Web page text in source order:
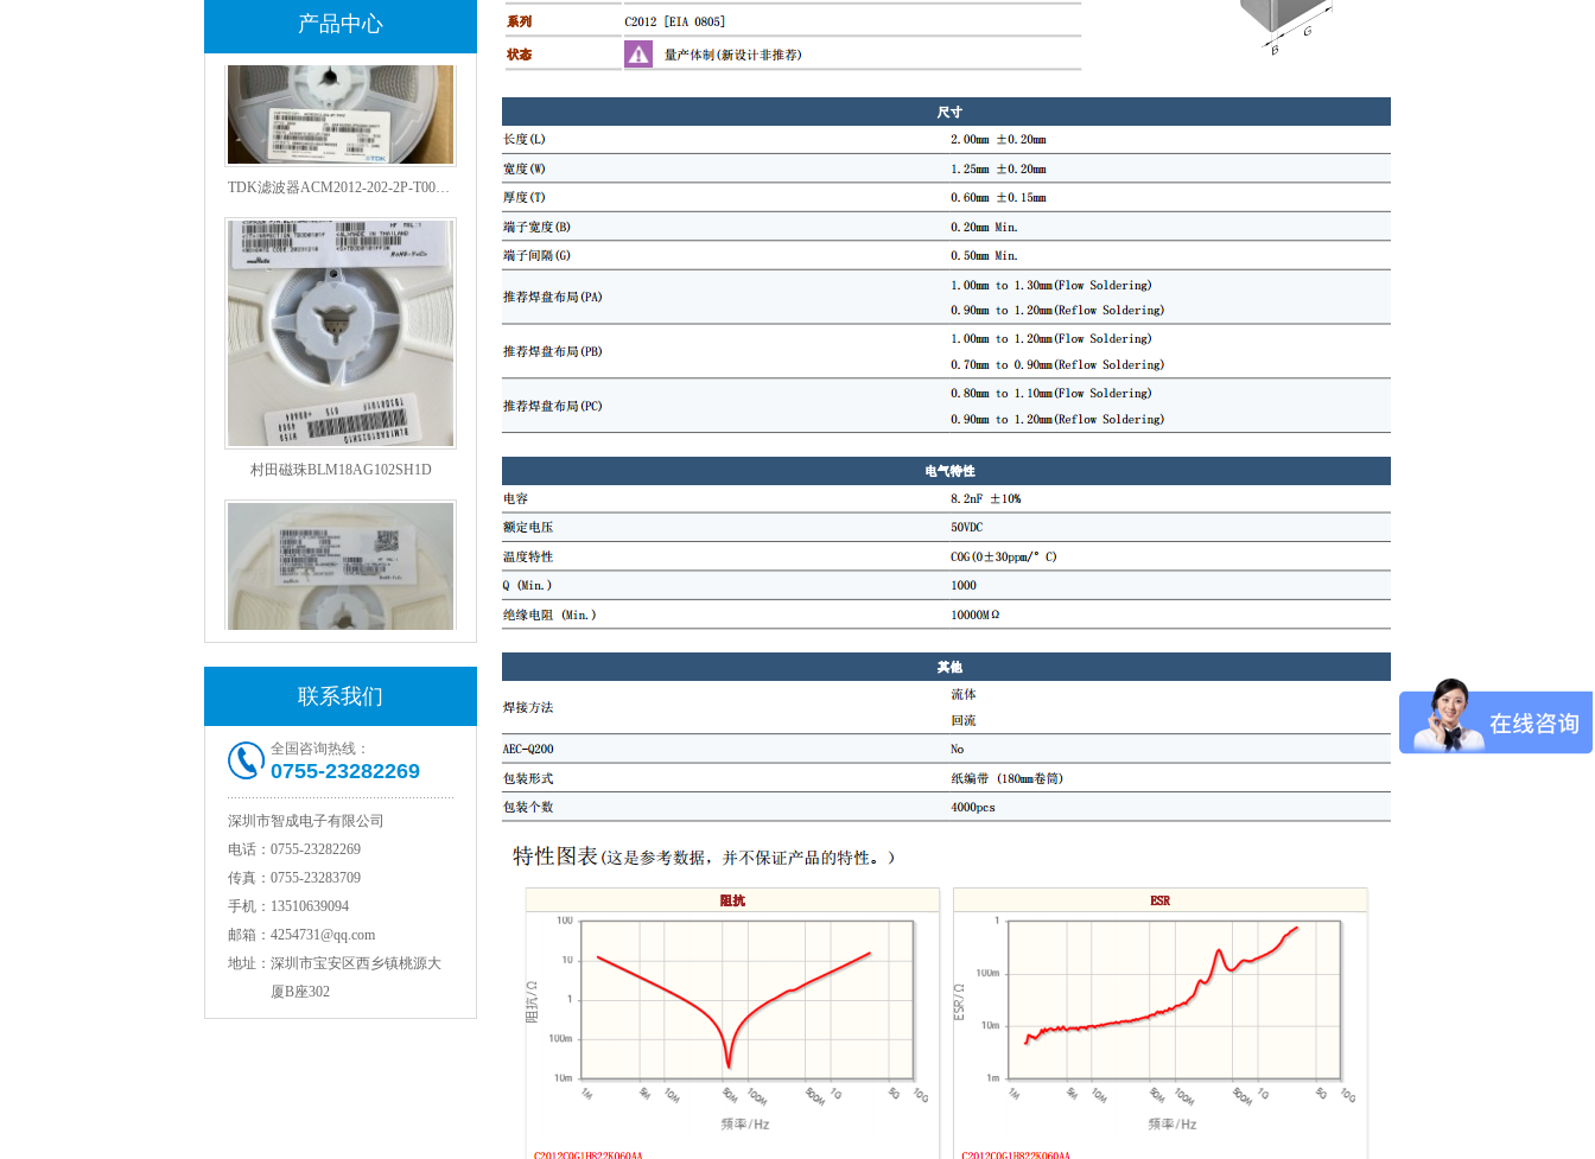
产品中心
TDK滤波器ACM2012-202-2P-T002参数
村田磁珠BLM18AG102SH1D
村田电感LQW18AN15NG00D
联系我们
全国咨询热线：
0755-23282269
深圳市智成电子有限公司
电话： 0755-23282269
传真： 0755-23283709
手机： 13510639094
邮箱： 4254731@qq.com
地址： 深圳市宝安区西乡镇桃源大
厦B座302